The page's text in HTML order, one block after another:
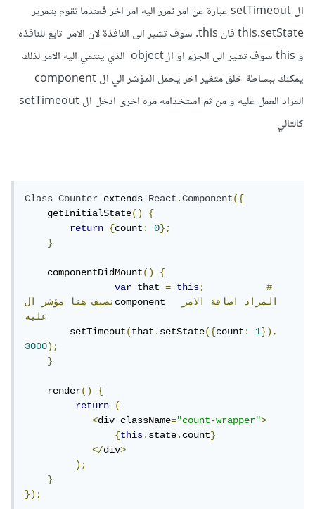
ال setTimeout عبارة عن امر نمرر اليه امر اخر فعندما تقوم بتمرير
this.setState فان this. سوف تشير الى النافذة لان الامر تابع للنافذه
و this سوف تشير الى الجزء او الobject الذي ينتمي اليه الامر لذلك
يمكنك ببساطة خلق متغير اخر يحمل المؤشر الي ال component
المراد العمل عليه و من ثم استخدامه مره اخرى ادخل ال setTimeout
كالتالي
Class Counter extends React.Component({
    getInitialState
()
{
return
{count: 0};
}
    componentDidMount
()
{
var that = this;
#
نضيف
هنا مؤشر ال component المراد اضافة
الامر
عليه
        setTimeout
(that.setState({count: 1}),
3000);
}
    render
()
{
return
(
<div className="count-wrapper">
{this.state.count}
</div>
);
}
});